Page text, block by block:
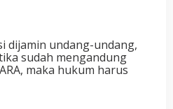
dijamin undang-undang,
sudah mengandung
maka hukum harus